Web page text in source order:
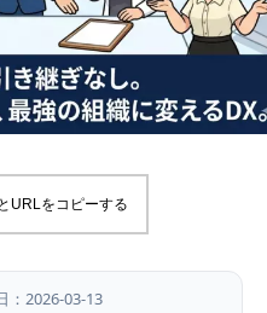
URLをコピーする
：2026-03-13